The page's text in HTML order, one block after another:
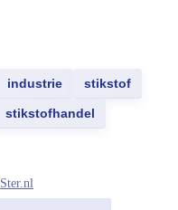
industrie stikstof
stikstofhandel
Ster.nl